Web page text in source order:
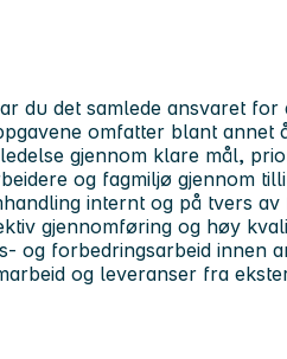
du det samlede ansvaret
omfatter blant annet
gjennom klare mål,
og fagmiljø gjennom
internt og på tvers
gjennomføring og høy
og forbedringsarbeid innen
og leveranser fra